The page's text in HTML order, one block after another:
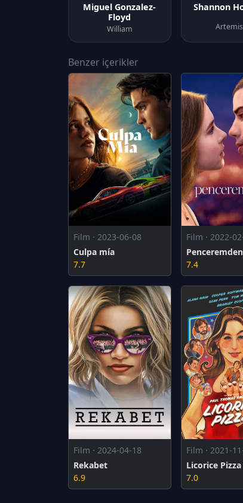
Miguel Gonzalez-
Floyd
William
Shannon
Benzer içerikler
Film · 2023-06-08
Culpa mía
7.7
Film · 2022-
Penceremden
7.4
Film · 2024-04-18
Rekabet
6.9
Film · 2021-
Licorice Pizza
7.0